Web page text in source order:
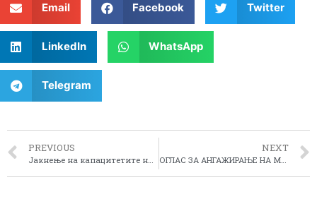
Email Facebook Twitter
LinkedIn WhatsApp
Telegram
PREVIOUS NEXT
ОГЛАС ЗА АНГАЖИРАЊЕ НА МОДЕРАТОР